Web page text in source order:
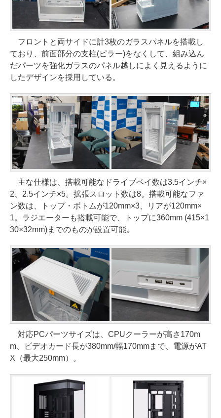
フロントと両サイドに計3枚のガラスパネルを搭載し
ており、前面部分の支柱(ピラー)をなくして、組み込ん
だパーツを強化ガラスのパネル越しによく見えるように
したデザインを採用している。
主な仕様は、搭載可能なドライブベイ数は3.5インチ×
2、2.5インチ×5。拡張スロット数は8。搭載可能なファ
ン数は、トップ・ボトムが120mm×3、リアが120mm×
1。ラジエーターも搭載可能で、トップに360mm (415×1
30×32mm)までのものが設置可能。
対応PCパーツサイズは、CPUクーラーが高さ170m
m、ビデオカード長が380mm/幅170mmまで、電源がAT
X（最大250mm）。